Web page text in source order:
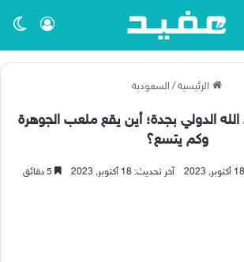
تسجيل
الرئيسية/ السعودية
الدولي بجدة؛ أين يقع ملعب الجوهرة
وكم يتسع؟
18 أكتوبر, 2023 آخر تحديث: 18 أكتوبر, 2023